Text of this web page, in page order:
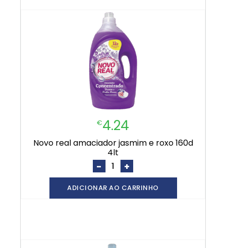
€4.24
novo real amaciador jasmim e roxo 160d
4lt
- +
ADICIONAR AO CARRINHO